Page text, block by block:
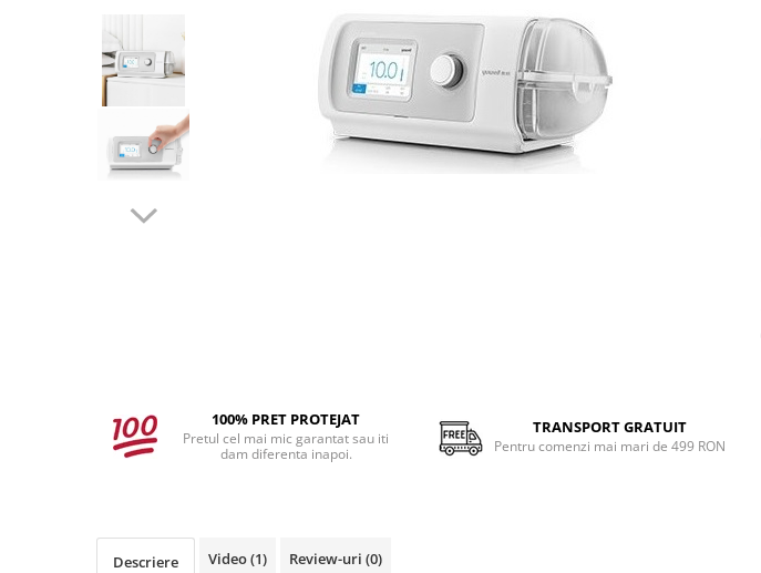
Blocare/ Fixare barbie
Preventie iritatia pielii
Huse dispozitive
Alimentatoare si baterii CPAP
Stocare si generare raport CPAP
100% PRET PROTEJAT
Pretul cel mai mic garantat sau iti
dam diferenta inapoi.
TRANSPORT GRATUIT
Pentru comenzi mai mari de 499 RON
Descriere Video(1) Review-uri (0)